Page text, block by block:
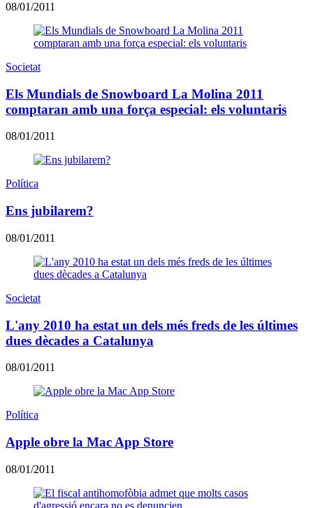
08/01/2011
Societat
Els Mundials de Snowboard La Molina 2011
comptaran amb una força especial: els voluntaris
08/01/2011
Política
Ens jubilarem?
08/01/2011
Societat
L'any 2010 ha estat un dels més freds de les últimes
dues dècades a Catalunya
08/01/2011
Política
Apple obre la Mac App Store
08/01/2011